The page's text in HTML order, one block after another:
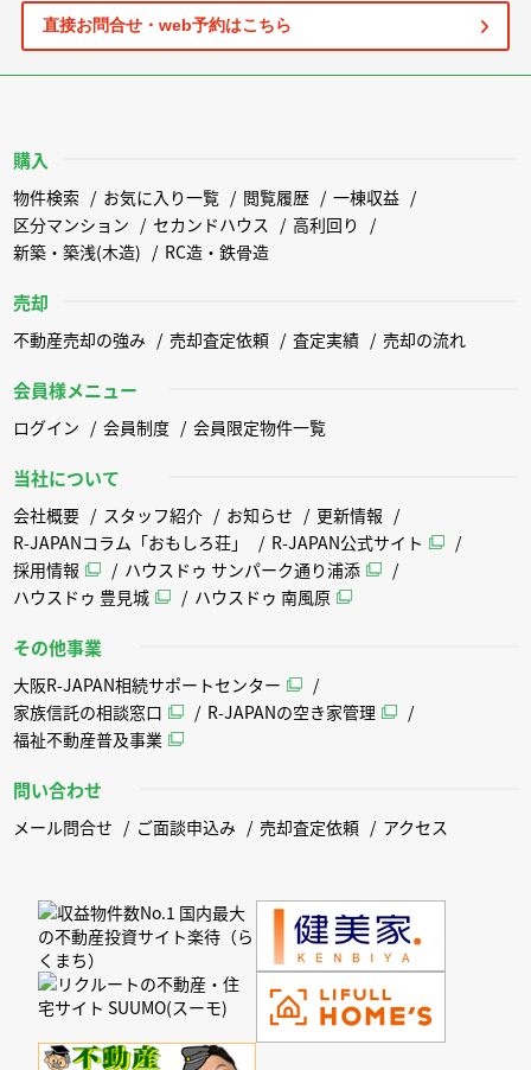
直接お問合せ・web予約はこちら
購入
物件検索 お気に入り一覧 閲覧履歴
一棟収益
区分マンション
セカンドハウス
高利回り
新築・築浅(木造)
RC造・鉄骨造
売却
不動産売却の強み 売却査定依頼 査定実績 売却の流れ
会員様メニュー
ログイン 会員制度 会員限定物件一覧
当社について
会社概要 スタッフ紹介 お知らせ
更新情報
R-JAPANコラム「おもしろ荘」
R-JAPAN公式サイト
採用情報
ハウスドゥ サンパーク通り浦添
ハウスドゥ 豊見城
ハウスドゥ 南風原
その他事業
大阪R-JAPAN相続サポートセンター
家族信託の相談窓口
R-JAPANの空き家管理
福祉不動産普及事業
問い合わせ
メール問合せ ご面談申込み 売却査定依頼 アクセス